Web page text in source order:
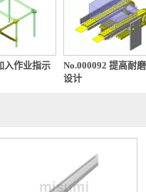
入作业指示
No.000092 提高耐
设计